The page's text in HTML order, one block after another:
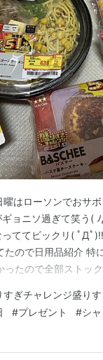
曜はローソンでおサ
ョニソ過ぎて笑う(
ててビックリ( ﾟДﾟ
たので日用品紹介 特
ったので全部ストッ
タらずコスパも良き
かった✨ 食品紹介
‼するめイカが好物
るグミが好き🎵 写
すぎチャレンジ盛り
#プレゼント #シ